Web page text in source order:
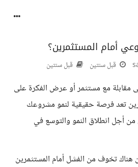
أمام المستثمرين؟
قبل سنتين قبل سنتين
مع مستثمر أو عرض الفكرة على
تعد فرصة حقيقية لنمو مشروعك
أجل انطلاق النمو والتوسع في
تخوف من الفشل أمام المستثمرين